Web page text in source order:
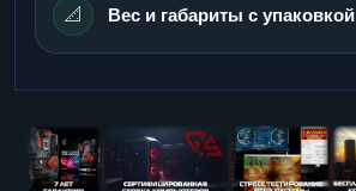
📐 Вес и габариты с упаковкой